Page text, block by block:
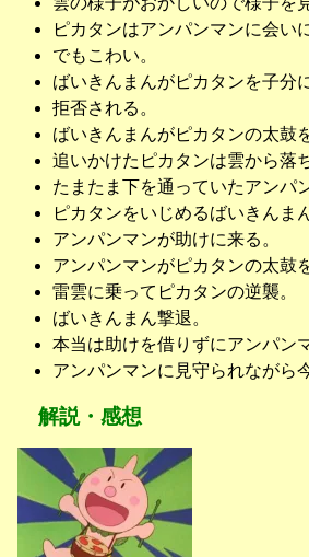
ピカタンはアンパンマンに会い
でもこわい。
ばいきんまんがピカタンを子分
拒否される。
ばいきんまんがピカタンの太鼓
追いかけたピカタンは雲から落
たまたま下を通っていたアンパ
ピカタンをいじめるばいきんま
アンパンマンが助けに来る。
アンパンマンがピカタンの太鼓
雷雲に乗ってピカタンの逆襲。
ばいきんまん撃退。
本当は助けを借りずにアンパン
アンパンマンに見守られながら
解説・感想